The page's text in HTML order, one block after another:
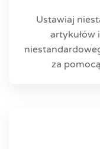
Ustawiaj
artykułów
za